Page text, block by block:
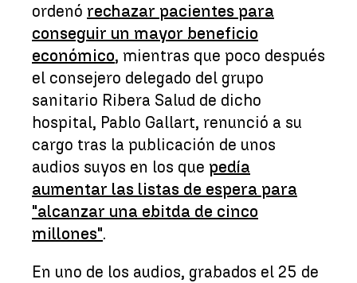
ordenó rechazar pacientes para
conseguir un mayor beneficio
económico, mientras que poco después
el consejero delegado del grupo
sanitario Ribera Salud de dicho
hospital, Pablo Gallart, renunció a su
cargo tras la publicación de unos
audios suyos en los que pedía
aumentar las listas de espera para
"alcanzar una ebitda de cinco
millones".
En uno de los audios, grabados el 25 de